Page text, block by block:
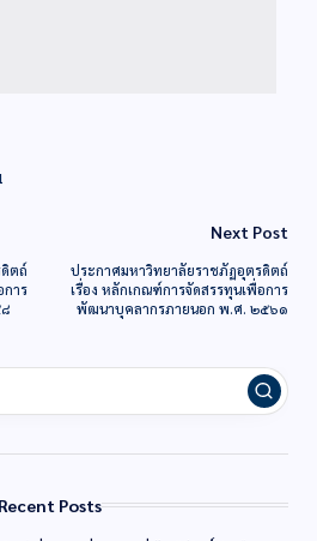
ตถ์
การ
Next Post
ประกาศมหาวิทยาลัยราชภัฏอุตรดิตถ์
เรื่อง หลักเกณฑ์การจัดสรรทุนเพื่อการ
พัฒนาบุคลากรภายนอก พ.ศ. ๒๕๖๑
Posts